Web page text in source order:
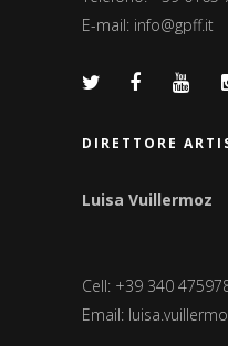
E-mail: info@gpff.it
DIRETTORE
Luisa Vuillermoz
Cell: +39 340
Email: